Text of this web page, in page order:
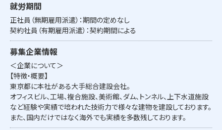
就労期間
正社員（無期雇用派遣）：期間の定めなし
契約社員（有期雇用派遣）：契約期間による
募集企業情報
＜企業について＞
【特徴・概要】
東京都に本社がある大手総合建設会社。
オフィスビル、工場、複合施設、美術館、ダム、トンネル、上下水道施設
など経験や実績で培われた技術力で様々な建物を建設しております。
また、国内だけではなく海外でも実績を多数残しております。